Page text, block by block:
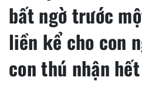
bất ngờ trước
liền kể cho con
con thú nhận